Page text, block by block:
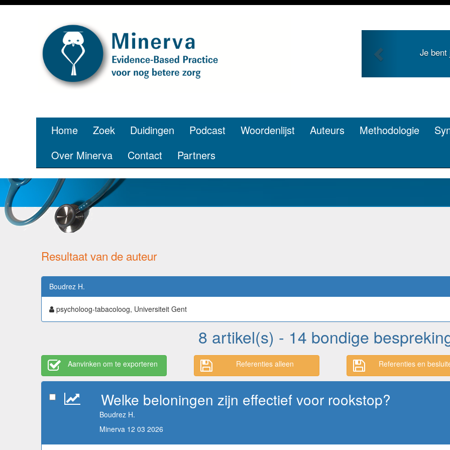
Je bent jong en zoekt roem met je Je
Home Zoek Duidingen Podcast Woordenlijst Auteurs Methodologie
Over Minerva
Contact Partners
Resultaat van de auteur
Boudrez H.
psycholoog-tabacoloog, Universiteit Gent
8 artikel(s) - 14 bondige
Aanvinken om te exporteren Referenties alleen Referenties en
Welke beloningen zijn effectief voor rookstop?
Boudrez H.
Minerva 12 03 2026